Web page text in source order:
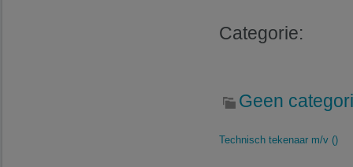
Categorie:
Geen
Technisch tekenaar m/v ()